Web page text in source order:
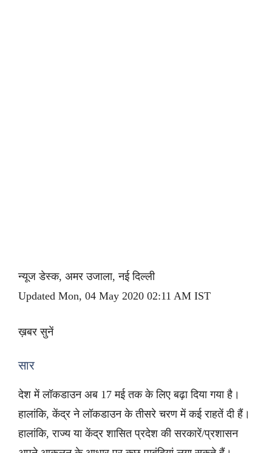
न्यूज डेस्क, अमर उजाला, नई दिल्ली
Updated Mon, 04 May 2020 02:11 AM IST
ख़बर सुनें
सार
देश में लॉकडाउन अब 17 मई तक के लिए बढ़ा दिया गया है।
हालांकि, केंद्र ने लॉकडाउन के तीसरे चरण में कई राहतें दी हैं।
हालांकि, राज्य या केंद्र शासित प्रदेश की सरकारें/प्रशासन